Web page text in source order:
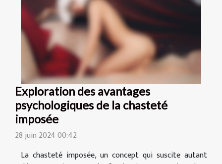
Exploration des avantages
psychologiques de la chasteté
imposée
28 juin 2024 00:42
La chasteté imposée, un concept qui suscite autant